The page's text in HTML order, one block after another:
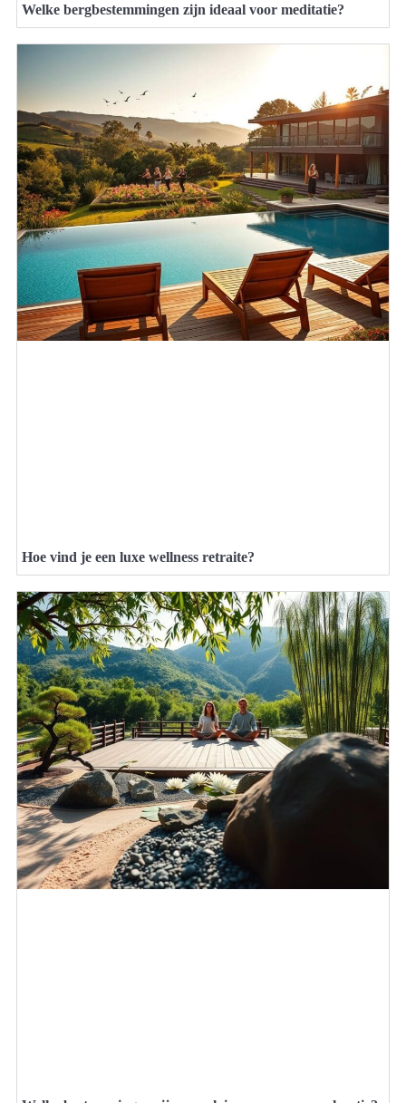
Welke bergbestemmingen zijn ideaal voor meditatie?
Hoe vind je een luxe wellness retraite?